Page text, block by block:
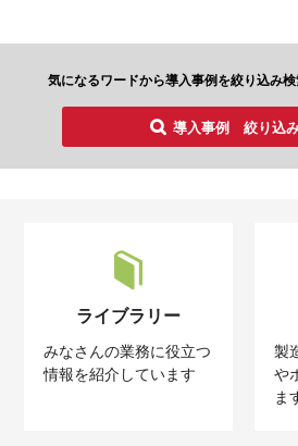
気になるワードから導入事例を絞り込み検
導入事例 絞り込
ライブラリー
みなさんの業務に役立つ
情報を紹介しています
製
や
ま